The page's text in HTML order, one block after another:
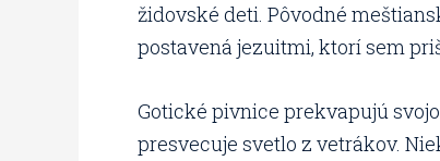
židovské deti. Pôvodné
postavená jezuitmi, ktorí sem
Gotické pivnice prekvapujú
presvecuje svetlo z vetrákov.